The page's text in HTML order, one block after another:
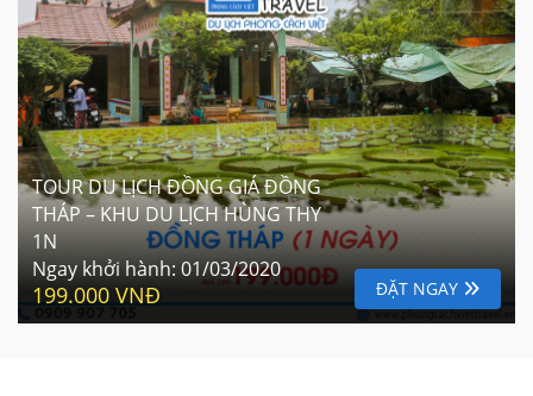
TOUR DU LỊCH ĐỒNG GIÁ ĐỒNG
THÁP – KHU DU LỊCH HÙNG THY
1N
Ngay khởi hành: 01/03/2020
199.000 VNĐ ĐẶT NGAY